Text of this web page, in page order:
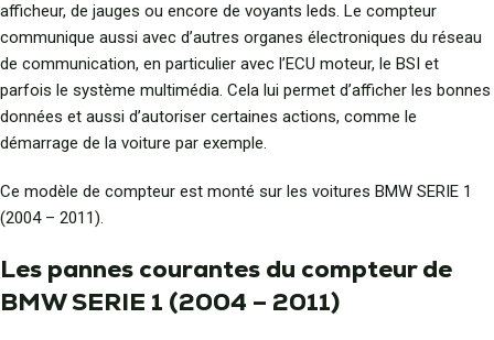
afficheur, de jauges ou encore de voyants leds. Le compteur
communique aussi avec d’autres organes électroniques du réseau
de communication, en particulier avec l’ECU moteur, le BSI et
parfois le système multimédia. Cela lui permet d’afficher les bonnes
données et aussi d’autoriser certaines actions, comme le
démarrage de la voiture par exemple.
Ce modèle de compteur est monté sur les voitures BMW SERIE 1
(2004 – 2011).
Les pannes courantes du compteur de
BMW SERIE 1 (2004 – 2011)